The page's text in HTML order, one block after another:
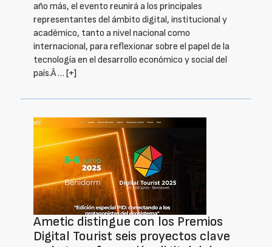
año más, el evento reunirá a los principales
representantes del ámbito digital, institucional y
académico, tanto a nivel nacional como
internacional, para reflexionar sobre el papel de la
tecnología en el desarrollo económico y social del
país.Â … [+]
Ametic distingue con los Premios
Digital Tourist seis proyectos clave